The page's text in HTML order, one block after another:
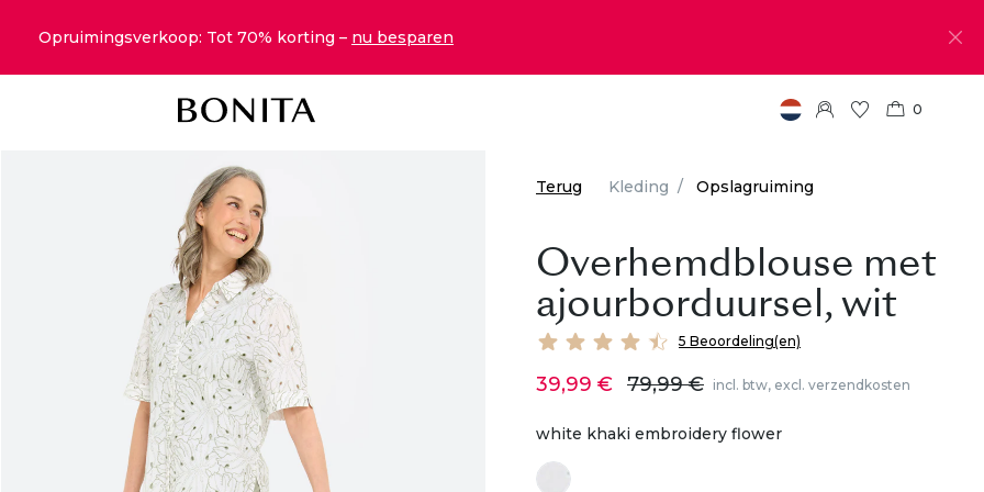
Opruimingsverkoop: Tot 70% korting – nu besparen
0
Terug Kleding Opslagruiming
Overhemdblouse met
ajourborduursel, wit
5 Beoordeling(en)
39,99 € 79,99 € incl. btw, excl. verzendkosten
white khaki embroidery flower